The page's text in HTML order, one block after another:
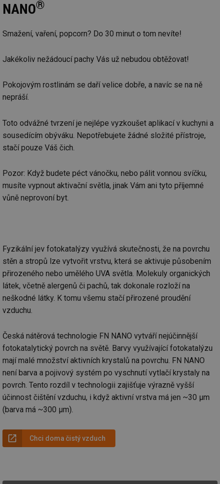
NANO®
Smažení, vaření, popcorn? Do 30 minut o tom nevíte!
Jakékoliv nežádoucí pachy Vás už nebudou obtěžovat!
Pokojovým rostlinám se daří velice dobře, a navíc se na ně
nepráší.
Toto odvážné tvrzení je nejlépe vyzkoušet aplikací v kuchyni a
sousedícím obýváku. Nepotřebujete žádné složité přístroje,
stačí pouze Váš čich.
Pozor: Když budete péct vánočku, nebo pálit vonnou svíčku,
musíte vypnout aktivační světla, jinak Vám ani tyto příjemné
vůně neprovoní byt.
Fyzikální jev fotokatalýzy využívá skutečnosti, že na povrchu
stěn a stropů lze vytvořit vrstvu, která se aktivuje působením
přirozeného nebo umělého UVA světla. Molekuly organických
látek, včetně alergenů či pachů, tak dokonale rozloží na
neškodné látky. K tomu všemu stačí přirozené proudění
vzduchu.
Česká nátěrová technologie FN NANO vytváří nejúčinnější
fotokatalytický povrch na světě. Barvy využívající fotokatalýzu
mají malé množství aktivních krystalů na povrchu. FN NANO
není barva a pojivový systém po vyschnutí vytlačí krystaly na
povrch. Tento rozdíl v technologii zajišťuje výrazně vyšší
účinnost čištění vzduchu, i když aktivní vrstva má jen ~30 μm
(barva má ~300 μm).
Chci doma čistý vzduch